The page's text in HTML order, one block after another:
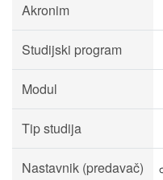
Akronim
Studijski program
Modul
Tip studija
Nastavnik (predavač)